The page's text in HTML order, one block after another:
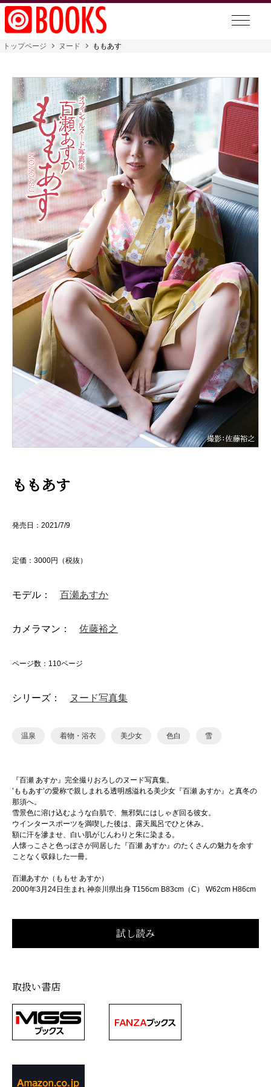
トップページ ヌード ももあす
ももあす
発売日：2021/7/9
定価：3000円（税抜）
モデル： 百瀬あすか
カメラマン： 佐藤裕之
ページ数：110ページ
シリーズ： ヌード写真集
温泉 着物・浴衣 美少女 色白 雪
『百瀬 あすか』完全撮りおろしのヌード写真集。
’ももあす’の愛称で親しまれる透明感溢れる美少女『百瀬 あすか』と真冬の
那須へ。
雪景色に溶け込むような白肌で、無邪気にはしゃぎ回る彼女。
ウインタースポーツを満喫した後は、露天風呂でひと休み。
額に汗を滲ませ、白い肌がじんわりと朱に染まる。
人懐っこさと色っぽさが同居した『百瀬 あすか』のたくさんの魅力を余す
ことなく収録した一冊。
百瀬あすか（ももせ あすか）
2000年3月24日生まれ 神奈川県出身 T156cm B83cm（C） W62cm H86cm
取扱い書店